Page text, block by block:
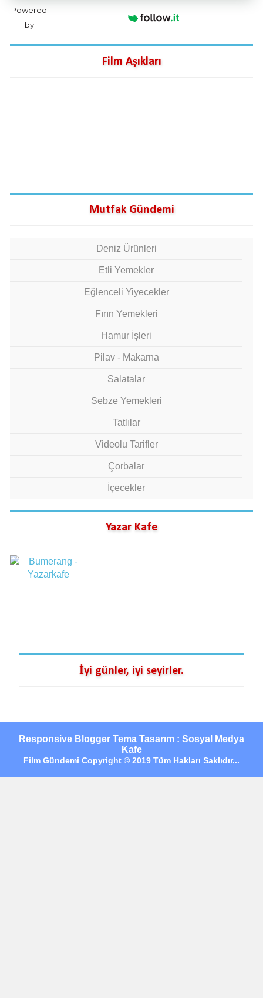
Powered
by
Film Aşıkları
Mutfak Gündemi
Deniz Ürünleri
Etli Yemekler
Eğlenceli Yiyecekler
Fırın Yemekleri
Hamur İşleri
Pilav - Makarna
Salatalar
Sebze Yemekleri
Tatlılar
Videolu Tarifler
Çorbalar
İçecekler
Yazar Kafe
İyi günler, iyi seyirler.
Responsive Blogger Tema Tasarım : Sosyal Medya
Kafe
Film Gündemi Copyright © 2019 Tüm Hakları Saklıdır...